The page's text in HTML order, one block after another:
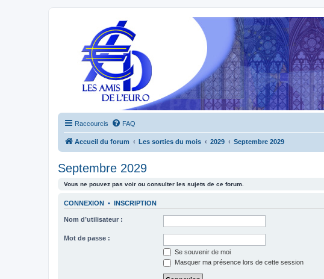
Raccourcis FAQ
Accueil du forum Les sorties du mois 2029 Septembre 2029
Septembre 2029
Vous ne pouvez pas voir ou consulter les sujets de ce forum.
CONNEXION • INSCRIPTION
Nom d’utilisateur :
Mot de passe :
Se souvenir de moi
Masquer ma présence lors de cette session